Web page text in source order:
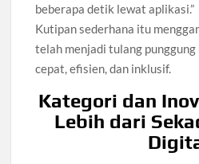
beberapa detik lewat aplikasi.”
Kutipan sederhana itu
telah menjadi tulang
cepat, efisien, dan inklusif.
Kategori dan
Lebih dari